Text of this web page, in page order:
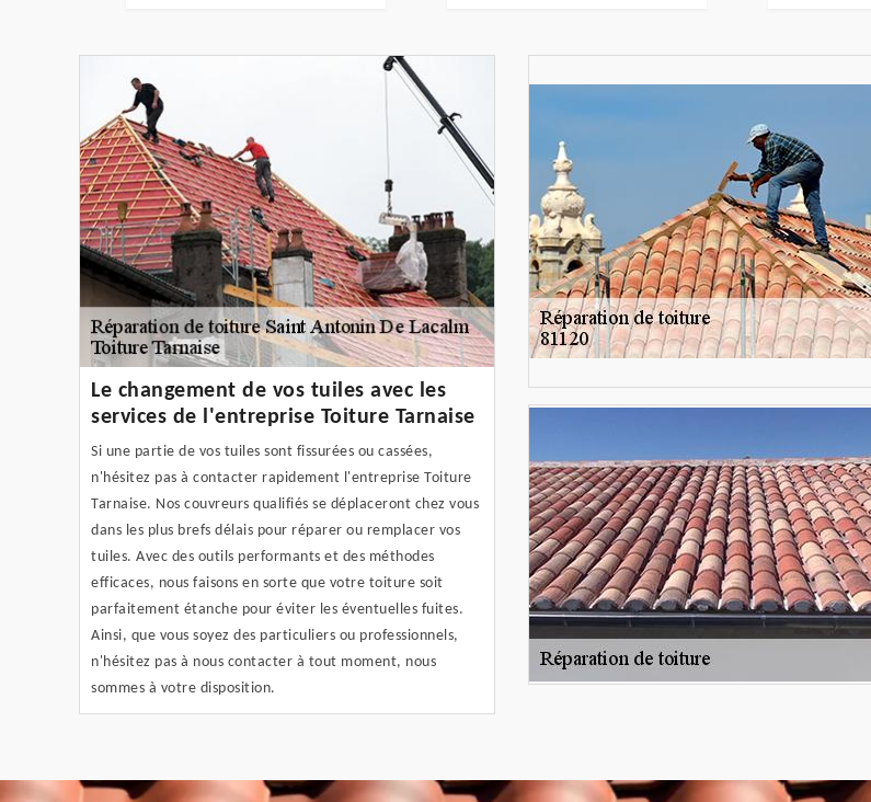
Le changement de vos tuiles avec les
services de l'entreprise Toiture Tarnaise
Si une partie de vos tuiles sont fissurées ou cassées,
n'hésitez pas à contacter rapidement l'entreprise Toiture
Tarnaise. Nos couvreurs qualifiés se déplaceront chez vous
dans les plus brefs délais pour réparer ou remplacer vos
tuiles. Avec des outils performants et des méthodes
efficaces, nous faisons en sorte que votre toiture soit
parfaitement étanche pour éviter les éventuelles fuites.
Ainsi, que vous soyez des particuliers ou professionnels,
n'hésitez pas à nous contacter à tout moment, nous
sommes à votre disposition.